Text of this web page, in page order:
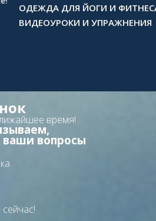
ОДЕЖДА ДЛЯ ЙОГИ И
ВИДЕОУРОКИ И УПРАЖНЕНИЯ
время!
вопросы